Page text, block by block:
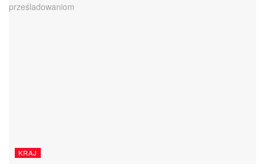
KRAJ